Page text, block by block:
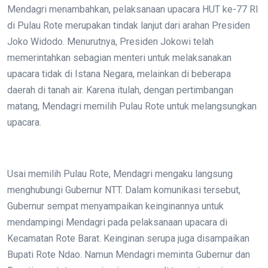
Mendagri menambahkan, pelaksanaan upacara HUT ke-77 RI
di Pulau Rote merupakan tindak lanjut dari arahan Presiden
Joko Widodo. Menurutnya, Presiden Jokowi telah
memerintahkan sebagian menteri untuk melaksanakan
upacara tidak di Istana Negara, melainkan di beberapa
daerah di tanah air. Karena itulah, dengan pertimbangan
matang, Mendagri memilih Pulau Rote untuk melangsungkan
upacara.
Usai memilih Pulau Rote, Mendagri mengaku langsung
menghubungi Gubernur NTT. Dalam komunikasi tersebut,
Gubernur sempat menyampaikan keinginannya untuk
mendampingi Mendagri pada pelaksanaan upacara di
Kecamatan Rote Barat. Keinginan serupa juga disampaikan
Bupati Rote Ndao. Namun Mendagri meminta Gubernur dan